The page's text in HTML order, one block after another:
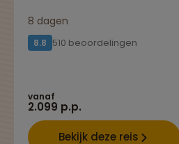
8 dagen
8.8 510 beoordelingen
vanaf
2.099 p.p.
Bekijk deze reis